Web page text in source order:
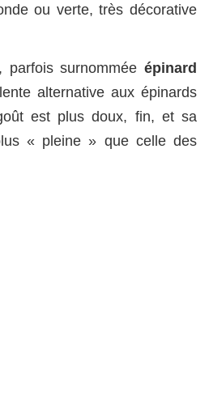
ou verte, très décorative
parfois surnommée épinard
alternative aux épinards
est plus doux, fin, et sa
« pleine » que celle des